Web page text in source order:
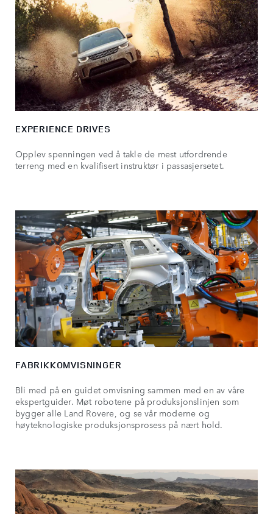
EXPERIENCE DRIVES
Opplev spenningen ved å takle de mest utfordrende
terreng med en kvalifisert instruktør i passasjersetet.
FABRIKKOMVISNINGER
Bli med på en guidet omvisning sammen med en av våre
ekspertguider. Møt robotene på produksjonslinjen som
bygger alle Land Rovere, og se vår moderne og
høyteknologiske produksjonsprosess på nært hold.